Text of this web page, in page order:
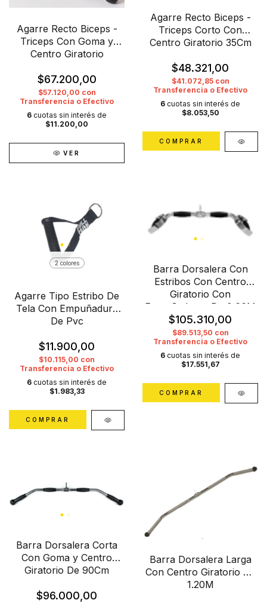
Agarre Recto Biceps -
Triceps Con Goma y
Centro Giratorio
$67.200,00
$57.120,00 con
Transferencia o Efectivo
6 cuotas sin interés de
$11.200,00
VER
Agarre Recto Biceps -
Triceps Corto Con
Centro Giratorio 35Cm
$48.321,00
$41.072,85 con
Transferencia o Efectivo
6 cuotas sin interés de
$8.053,50
2 colores
Agarre Tipo Estribo De
Tela Con Empuñadura
De Pvc
$11.900,00
$10.115,00 con
Transferencia o Efectivo
6 cuotas sin interés de
$1.983,33
COMPRAR
Barra Dorsalera Con
Estribos Con Centro
Giratorio Con
Empuñaduras De 0.66M
$105.310,00
$89.513,50 con
Transferencia o Efectivo
6 cuotas sin interés de
$17.551,67
Barra Dorsalera Corta
Con Goma y Centro
Giratorio De 90Cm
$96.000,00
Barra Dorsalera Larga
Con Centro Giratorio De
1.20M